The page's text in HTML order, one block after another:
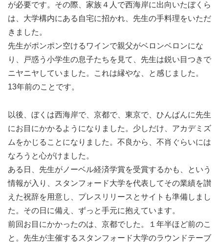
が必要です。その際、家族４人で西海岸に出向いたぼくら
は、大学構内にある自宅に招かれ、先生の手料理をいただ
きました。
先生がポンポン空けるワインで親父がベロンベロンにな
り、戸惑う小学生の息子たちを見て、先生は鋭い目つきで
ニヤニヤしていました。これは縁やな、と感じました。
13年前のことです。
以後、ぼくは西海岸で、京都で、東京で、ひんぱんに先生
にお目にかかるようになりました。少しだけ、アカデミズ
ムをかじることになりました。不良から、不肖ぐらいには
なろうと心がけました。
ある日、先生がノーベル経済学賞を受賞するかも、という
情報が入り、スタンフォード大学を代表してその業績を讃
えた祝辞を用意し、プレスリリースとサイトも準備しまし
た。その日に備え、ずっと手元に抱えています。
前回お目にかかったのは、京都でした。１年半ほど前のこ
と。先生が主催するスタンフォード大学のラウンドテーブ